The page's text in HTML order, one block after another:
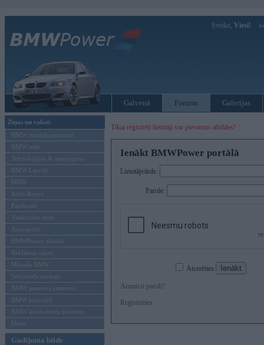
Sveiks, Viesi!
Galvenā Forums Galerijas
Ziņas un raksti
BMW modeļu jaunumi
BMW testi
Tehnoloģijas & sasniegumi
BMW Latvijā
MINI
Rolls-Royce
Pasākumi
Vadāmības tests
Autosports
BMWPower aktuāli
Reklāmas raksti
Mēneša BMW
Sērijveida tūnings
BMW pasaules jaunumi
BMW koncepti
BMW konkurentu jaunumi
Moto
Gadījuma bilde
Tikai reģistrēti lietotāji var pievienot atbildes!
Ienākt BMWPower portālā
Lietotājvārds:
Parole:
Atcerēties
Aizmirsi paroli?
Reģistrēties